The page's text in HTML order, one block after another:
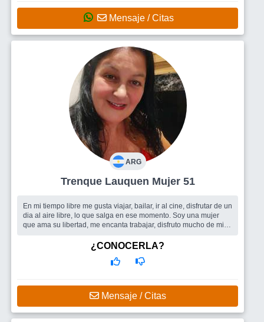
Mensaje / Citas
ARG
Trenque Lauquen Mujer 51
En mi tiempo libre me gusta viajar, bailar, ir al cine, disfrutar de un
dia al aire libre, lo que salga en ese momento. Soy una mujer
que ama su libertad, me encanta trabajar, disfruto mucho de mis
Me gustaria encontrar amigos, y si se da el conocer a un
buen hombre tambien.
¿CONOCERLA?
Mensaje / Citas